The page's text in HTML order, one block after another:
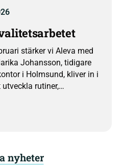
stärker vi Aleva med
Johansson, tidigare
i Holmsund, kliver in i
rutiner,
nyheter